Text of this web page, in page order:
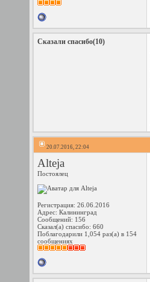
Сказали спасибо(10)
20.07.2016, 22:04
Alteja
Постоялец
Регистрация: 26.06.2016
Адрес: Калининград
Сообщений: 156
Сказал(а) спасибо: 660
Поблагодарили 1,054 раз(а) в 154
сообщениях